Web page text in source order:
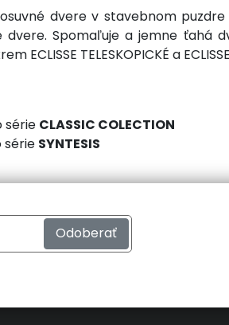
dvere v stavebnom puzdre
Spomaľuje a jemne ťahá
TELESKOPICKÉ a ECLISSE
série CLASSIC COLECTION
série SYNTESIS
Odoberať